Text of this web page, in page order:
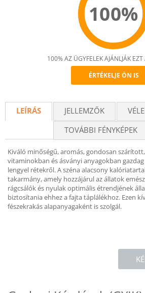
100%
100% AZ ÜGYFELEK AJÁNLJÁK
ÉRTÉKELJE ÖN IS
LEÍRÁS JELLEMZŐK
TOVÁBBI FÉNYKÉPEK
Kiváló minőségű, aromás, gondosan
vitaminokban és ásványi anyagokban
lengyel rétekről. A széna alacsony
takarmány, amely hozzájárul az állatok
rágcsálók és nyulak optimális étrendjének
biztosítania ehhez a fajta táplálékhoz. Ezen
fészekrakás alapanyagaként is szolgál.